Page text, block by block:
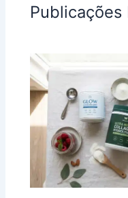
Publicações